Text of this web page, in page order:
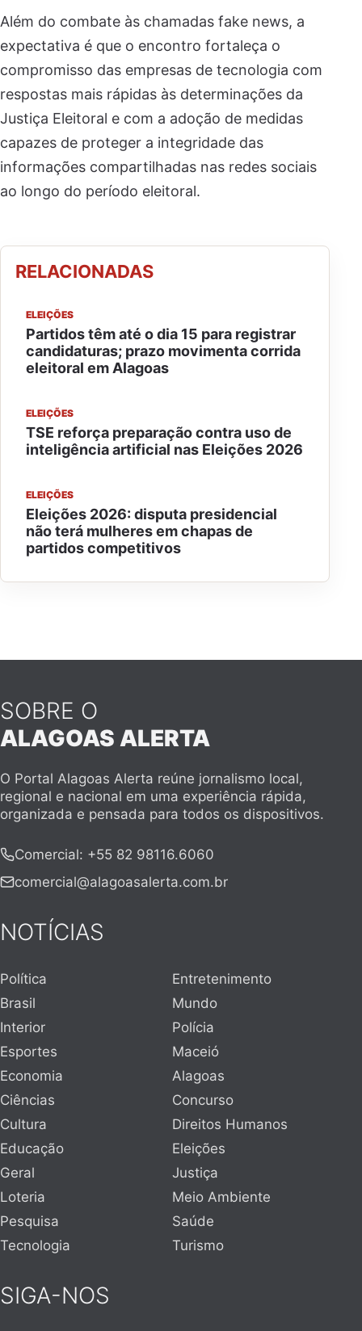
Além do combate às chamadas fake news, a
expectativa é que o encontro fortaleça o
compromisso das empresas de tecnologia com
respostas mais rápidas às determinações da
Justiça Eleitoral e com a adoção de medidas
capazes de proteger a integridade das
informações compartilhadas nas redes sociais
ao longo do período eleitoral.
RELACIONADAS
ELEIÇÕES
Partidos têm até o dia 15 para registrar
candidaturas; prazo movimenta corrida
eleitoral em Alagoas
ELEIÇÕES
TSE reforça preparação contra uso de
inteligência artificial nas Eleições 2026
ELEIÇÕES
Eleições 2026: disputa presidencial
não terá mulheres em chapas de
partidos competitivos
SOBRE O
ALAGOAS ALERTA
O Portal Alagoas Alerta reúne jornalismo local,
regional e nacional em uma experiência rápida,
organizada e pensada para todos os dispositivos.
Comercial: +55 82 98116.6060
comercial@alagoasalerta.com.br
NOTÍCIAS
Política
Entretenimento
Brasil
Mundo
Interior
Polícia
Esportes
Maceió
Economia
Alagoas
Ciências
Concurso
Cultura
Direitos Humanos
Educação
Eleições
Geral
Justiça
Loteria
Meio Ambiente
Pesquisa
Saúde
Tecnologia
Turismo
SIGA-NOS